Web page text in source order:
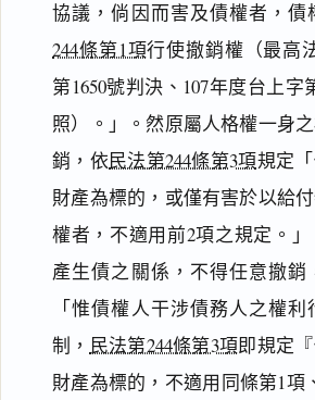
協議，倘因而害及債權者，債
244條第1項行使撤銷權（最高
第1650號判決、107年度台上字
照）。」。然原屬人格權一身
銷，依民法第244條第3項規定
財產為標的，或僅有害於以給
權者，不適用前2項之規定。
產生債之關係，不得任意撤
「惟債權人干涉債務人之權
制， 民法第244條第3項即規定
財產為標的，不適用同條第1項